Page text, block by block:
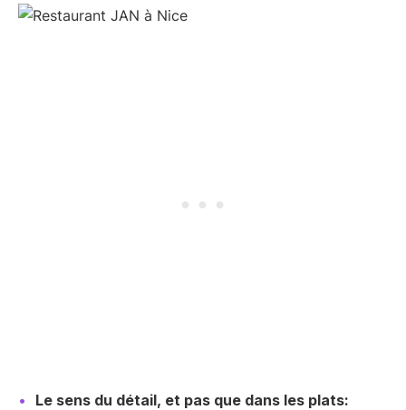
Le sens du détail, et pas que dans les plats: